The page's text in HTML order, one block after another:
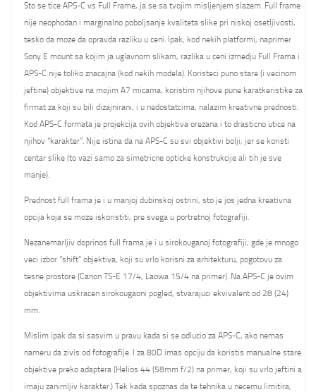
Sto se tice APS-C vs Full Frame, ja se sa tvojim misljenjem slazem. Full frame
nije neophodan i marginalno poboljsanje kvaliteta slike pri niskoj osetljivosti,
tesko da moze da opravda razliku u ceni. Ipak, kod nekih platformi, naprimer
Sony E mount sa kojim ja uglavnom slikam, razlika u ceni izmedju Full Frama i
APS-C nije toliko znacajna (kod nekih modela). Koristeci puno stare (i vecinom
jeftine) objektive na mojim A7 micama, koristim njihove pune karatkeristike za
firmat za koji su bili dizajnirani, i u nedostatcima, nalazim kreativne prednosti.
Kod APS-C formata je projekcija ovih objektiva orezana i to drasticno utice na
njihov “karakter”. Nije istina da na APS-C su svi objektivi bolji, jer se koristi
centar slike (to vazi samo za simetricne opticke konstrukcije ali tih je sve
manje).
Prednost full frama je i u manjoj dubinskoj ostrini, sto je jos jedna kreativna
opcija koja se moze iskoristiti, pre svega u portretnoj fotografiji.
Nezanemarljiv doprinos full frama je i u sirokouganoj fotografiji, gde je mnogo
veci izbor “shift” objektiva, koji su vrlo korisni za arhitekturu, pogotovu za
tesne prostore (Canon TS-E 17/4, Laowa 15/4 na primer). Na APS-C je ovim
objektivima uskracen sirokougaoni pogled, stvarajuci ekvivalent od 28 (24)
mm.
Mislim ipak da si sasvim u pravu kada si se odlucio za APS-C, ako nemas
nameru da zivis od fotografije. I za 80D imas opciju da koristis manualne stare
objektive preko adaptera (Helios 44 (58mm f/2) na primer, koji su vrlo jeftini a
imaju zanimljiv karakter.) Tek kada spoznas da te tehnika u necemu limitira,